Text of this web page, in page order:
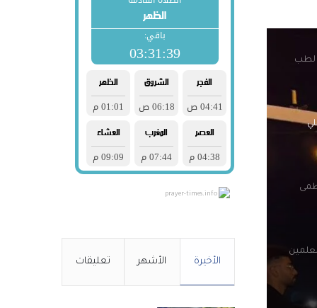
إقليمي لطب
prayer-times.info
الأخيرة الأشهر تعليقات